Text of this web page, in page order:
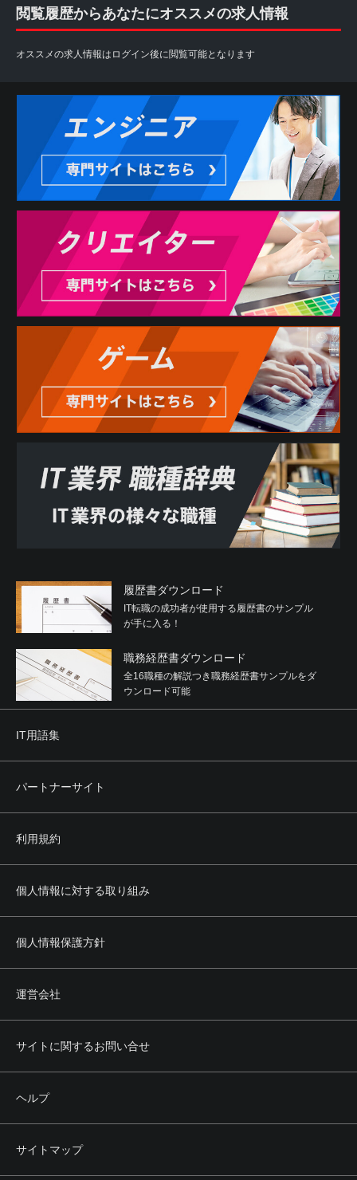
閲覧履歴からあなたにオススメの求人情報
オススメの求人情報はログイン後に閲覧可能となります
履歴書ダウンロード
IT転職の成功者が使用する履歴書のサンプル
が手に入る！
職務経歴書ダウンロード
全16職種の解説つき職務経歴書サンプルをダ
ウンロード可能
IT用語集
パートナーサイト
利用規約
個人情報に対する取り組み
個人情報保護方針
運営会社
サイトに関するお問い合せ
ヘルプ
サイトマップ